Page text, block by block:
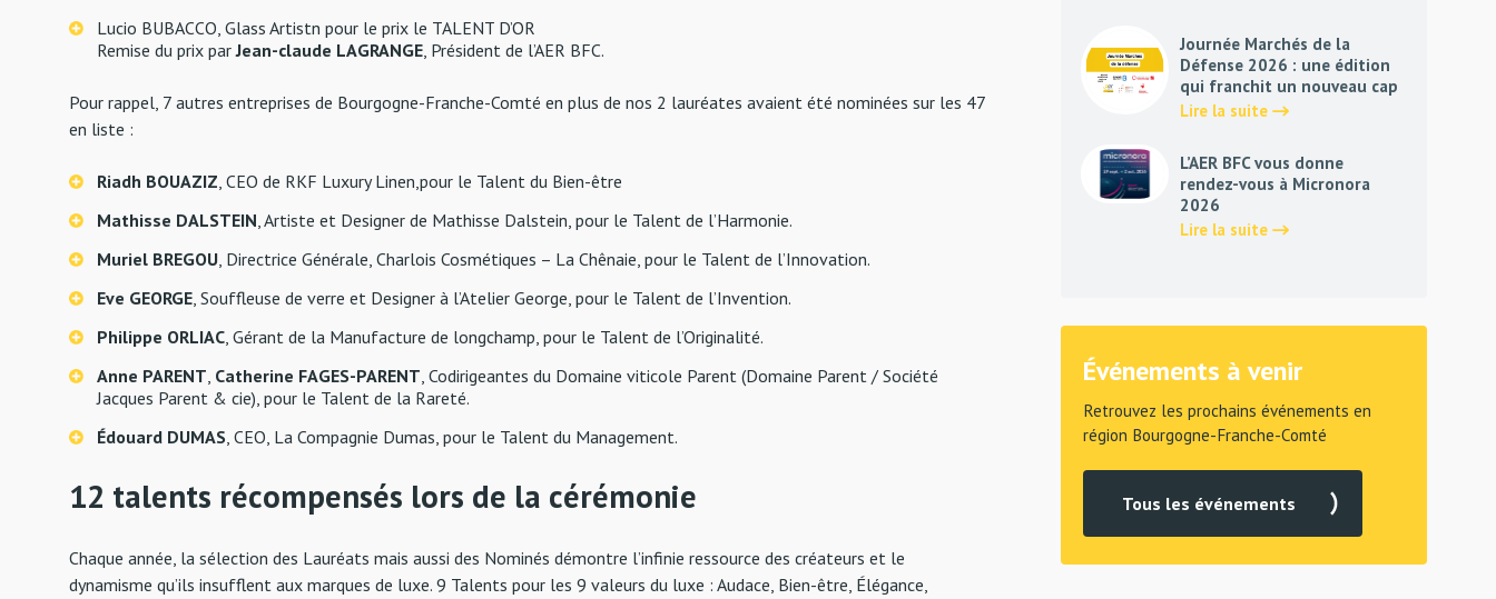
Lucio BUBACCO, Glass Artistn pour le prix le TALENT D’OR
Remise du prix parJean-claude LAGRANGE, Président de l’AER BFC.
Pour rappel, 7 autres entreprises de Bourgogne-Franche-Comté en plus de nos 2 lauréates avaient été nominées sur les 47
en liste :
Riadh BOUAZIZ, CEO de RKF Luxury Linen,pour le Talent du Bien-être
Mathisse DALSTEIN, Artiste et Designer de Mathisse Dalstein, pour le Talent de l’Harmonie.
Muriel BREGOU, Directrice Générale, Charlois Cosmétiques – La Chênaie, pour le Talent de l’Innovation.
Eve GEORGE, Souffleuse de verre et Designer à l’Atelier George, pour le Talent de l’Invention.
Philippe ORLIAC, Gérant de la Manufacture de longchamp, pour le Talent de l’Originalité.
Anne PARENT, Catherine FAGES-PARENT, Codirigeantes du Domaine viticole Parent (Domaine Parent / Société
Jacques Parent & cie), pour le Talent de la Rareté.
Édouard DUMAS, CEO, La Compagnie Dumas, pour le Talent du Management.
12 talents récompensés lors de la cérémonie
Chaque année, la sélection des Lauréats mais aussi des Nominés démontre l’infinie ressource des créateurs et le
dynamisme qu’ils insufflent aux marques de luxe. 9 Talents pour les 9 valeurs du luxe : Audace, Bien-être, Élégance,
Journée Marchés de la
Défense 2026 : une édition
qui franchit un nouveau cap
Lire la suite
L’AER BFC vous donne
rendez-vous à Micronora
2026
Lire la suite
Événements à venir
Retrouvez les prochains événements en
région Bourgogne-Franche-Comté
Tous les événements